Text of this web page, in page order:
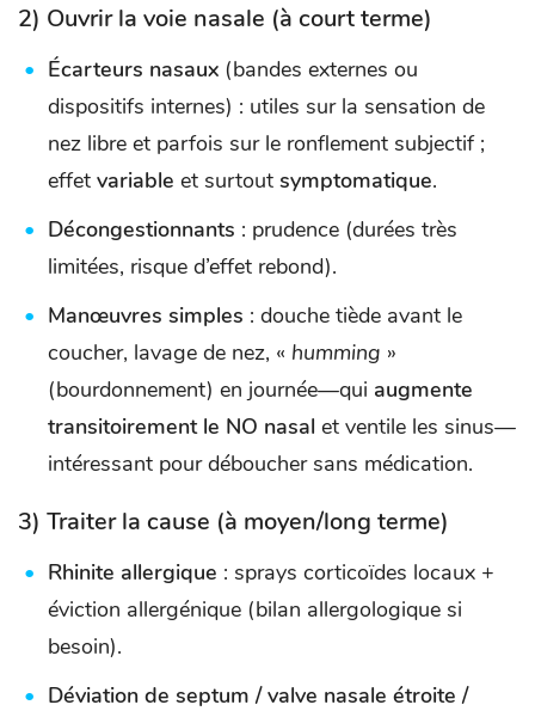
2) Ouvrir la voie nasale (à court terme)
Écarteurs nasaux (bandes externes ou
dispositifs internes) : utiles sur la sensation de
nez libre et parfois sur le ronflement subjectif ;
effet variable et surtout symptomatique.
Décongestionnants : prudence (durées très
limitées, risque d’effet rebond).
Manœuvres simples : douche tiède avant le
coucher, lavage de nez, « humming »
(bourdonnement) en journée—qui augmente
transitoirement le NO nasal et ventile les sinus—
intéressant pour déboucher sans médication.
3) Traiter la cause (à moyen/long terme)
Rhinite allergique : sprays corticoïdes locaux +
éviction allergénique (bilan allergologique si
besoin).
Déviation de septum / valve nasale étroite /